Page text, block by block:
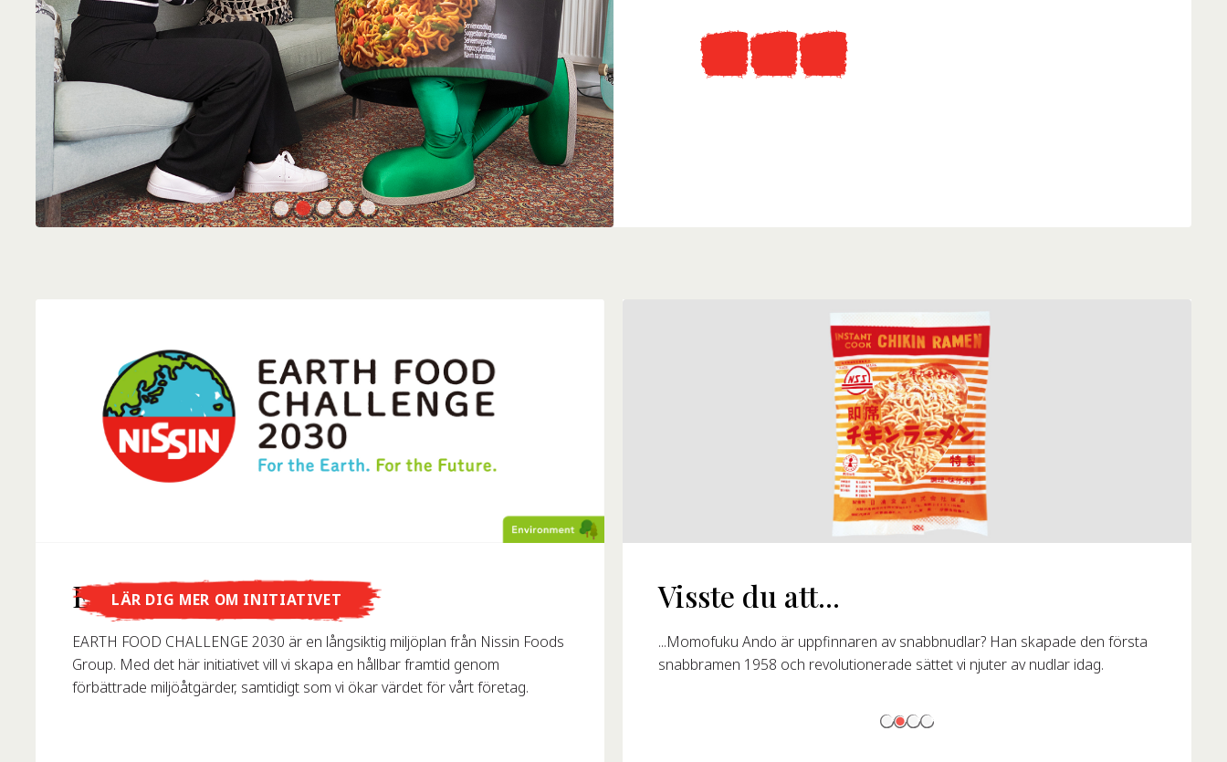
Earth Food Challenge
EARTH FOOD CHALLENGE 2030 är en långsiktig miljöplan från Nissin Foods
Group. Med det här initiativet vill vi skapa en hållbar framtid genom
förbättrade miljöåtgärder, samtidigt som vi ökar värdet för vårt företag.
LÄR DIG MER OM INITIATIVET
Visste du att...
…Nissin Foods GmbH grundades i Tyskland 1993?
Visste du att...
...Momofuku Ando är uppfinnaren av snabbnudlar? Han skapade den första
snabbramen 1958 och revolutionerade sättet vi njuter av nudlar idag.